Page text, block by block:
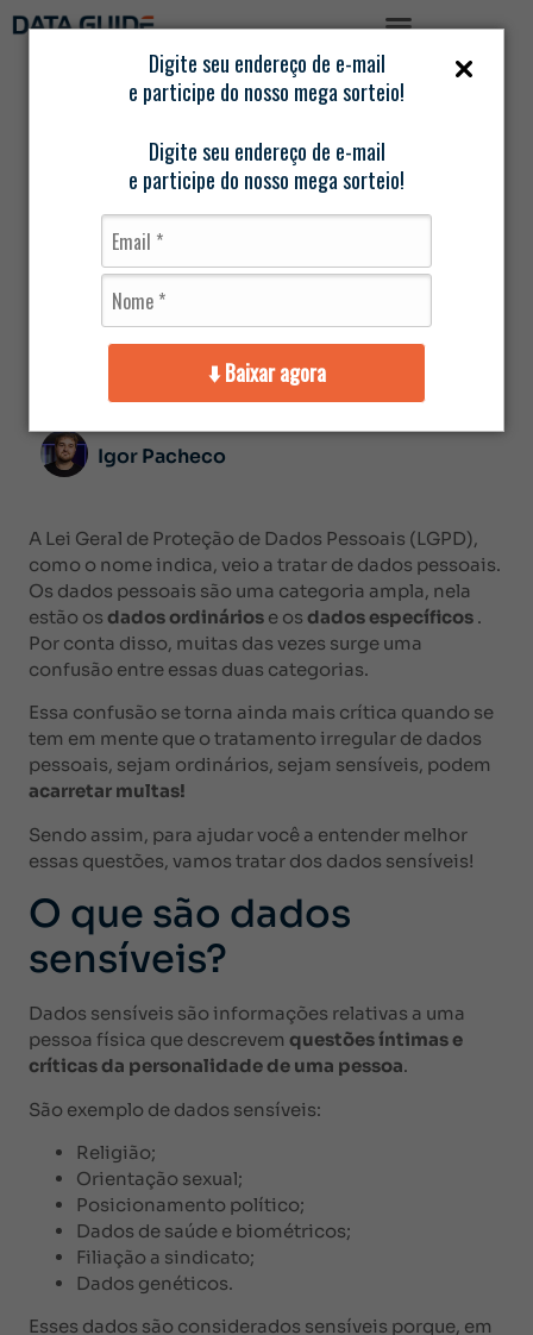
Digite seu endereço de e-mail
e participe do nosso mega sorteio!
Digite seu endereço de e-mail
e participe do nosso mega sorteio!
⬇️ Baixar agora
/
Data
/ Dados sensíveis na LGPD: o que
Dados sensíveis na
LGPD: o que você
precisa saber
Igor Pacheco
A Lei Geral de Proteção de Dados Pessoais (LGPD),
como o nome indica, veio a tratar de dados pessoais.
Os dados pessoais são uma categoria ampla, nela
estão os dados ordinários e os dados específicos .
Por conta disso, muitas das vezes surge uma
confusão entre essas duas categorias.
Essa confusão se torna ainda mais crítica quando se
tem em mente que o tratamento irregular de dados
pessoais, sejam ordinários, sejam sensíveis, podem
acarretar multas!
Sendo assim, para ajudar você a entender melhor
essas questões, vamos tratar dos dados sensíveis!
O que são dados
sensíveis?
Dados sensíveis são informações relativas a uma
pessoa física que descrevem questões íntimas e
críticas da personalidade de uma pessoa.
São exemplo de dados sensíveis:
Religião;
Orientação sexual;
Posicionamento político;
Dados de saúde e biométricos;
Filiação a sindicato;
Dados genéticos.
Esses dados são considerados sensíveis porque, em